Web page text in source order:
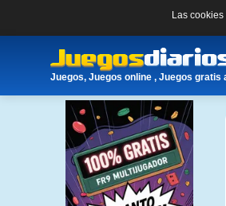
Las
Juegos, Juegos online , Juegos gratis